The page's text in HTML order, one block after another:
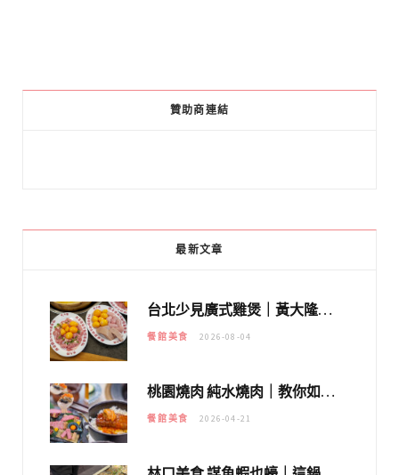
贊助商連結
最新文章
台北少見廣式雞煲｜黃大隆濃郁煲湯：經典提燈與溫體雞肉，熬夜修仙不如來喝湯！
餐館美食 2026-08-04
桃園燒肉 純水燒肉｜教你如何優惠吃日本A5和牛各種部位，私房菜誠意吃好吃滿
餐館美食 2026-04-21